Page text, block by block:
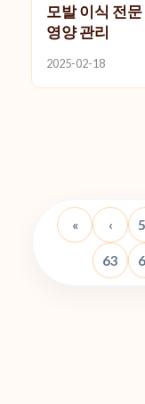
모발 이식 전
영양 관리
2025-02-18
« ‹
63